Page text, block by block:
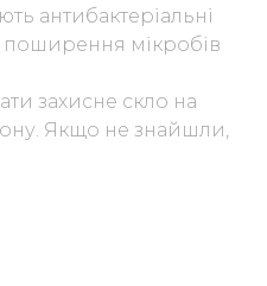
антибактеріальні
поширення мікробів
захисне скло на
Якщо не знайшли,